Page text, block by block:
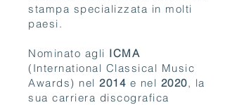
stampa specializzata in molti
paesi.
Nominato agli ICMA
(International Classical Music
Awards) nel 2014 e nel 2020, la
sua carriera discografica